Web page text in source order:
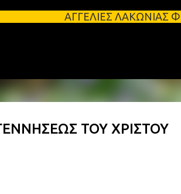
Μετάβαση στο κύριο
ΛΑΚΩΝΙΑΣ Φοιτητικά
ΤΟΥ ΧΡΙΣΤΟΥ